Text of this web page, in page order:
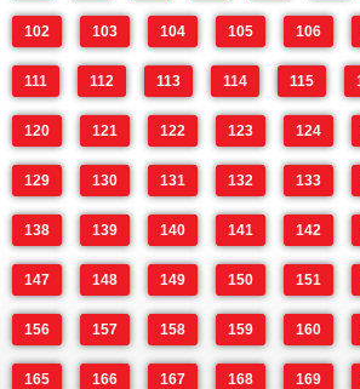
102 103 104 105 106
111 112 113 114 115
120 121 122 123 124
129 130 131 132 133
138 139 140 141 142
147 148 149 150 151
156 157 158 159 160
165 166 167 168 169